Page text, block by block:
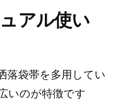
アル使い
落袋帯を多用してい
いのが特徴です